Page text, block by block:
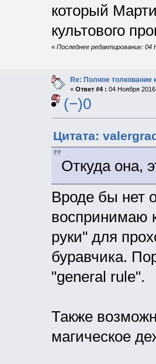
который
культового
« Последнее редактирование: 04
Re: Полное толкование
« Ответ #4 : 04 Ноября
(−)0
Цитата:
Откуда она,
Вроде бы нет
воспринимаю
руки" для
буравчика.
"general rule".
Также
магическое